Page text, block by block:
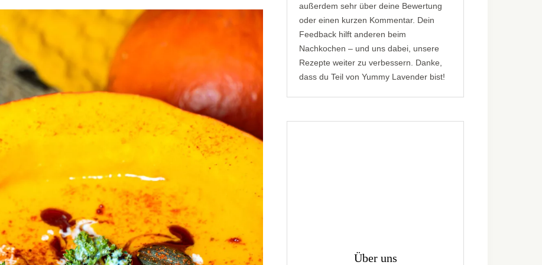
außerdem sehr über deine Bewertung
oder einen kurzen Kommentar. Dein
Feedback hilft anderen beim
Nachkochen – und uns dabei, unsere
Rezepte weiter zu verbessern. Danke,
dass du Teil von Yummy Lavender bist!
Über uns